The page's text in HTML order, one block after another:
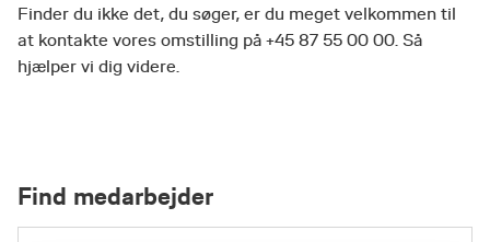
Finder du ikke det, du søger, er du meget velkommen til
at kontakte vores omstilling på +45 87 55 00 00. Så
hjælper vi dig videre.
Find medarbejder